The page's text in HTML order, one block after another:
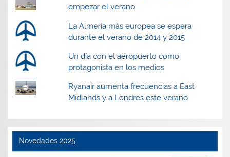
empezar el verano
La Almería más europea se espera
durante el verano de 2014 y 2015
Un día con el aeropuerto como
protagonista en los medios
Ryanair aumenta frecuencias a East
Midlands y a Londres este verano
Novedades 2025